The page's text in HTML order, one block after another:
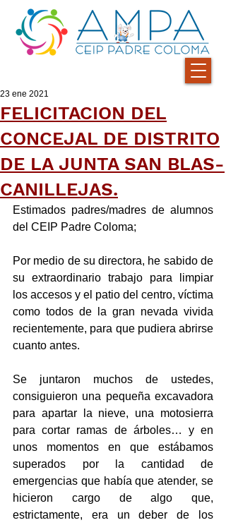
FELICITACION DEL
CONCEJAL DE DISTRITO
DE LA JUNTA SAN BLAS-
CANILLEJAS.
23 ene 2021
Estimados padres/madres de alumnos
del CEIP Padre Coloma;
Por medio de su directora, he sabido de
su extraordinario trabajo para limpiar
los accesos y el patio del centro, víctima
como todos de la gran nevada vivida
recientemente, para que pudiera abrirse
cuanto antes.
Se juntaron muchos de ustedes,
consiguieron una pequeña excavadora
para apartar la nieve, una motosierra
para cortar ramas de árboles… y en
unos momentos en que estábamos
superados por la cantidad de
emergencias que había que atender, se
hicieron cargo de algo que,
estrictamente, era un deber de los